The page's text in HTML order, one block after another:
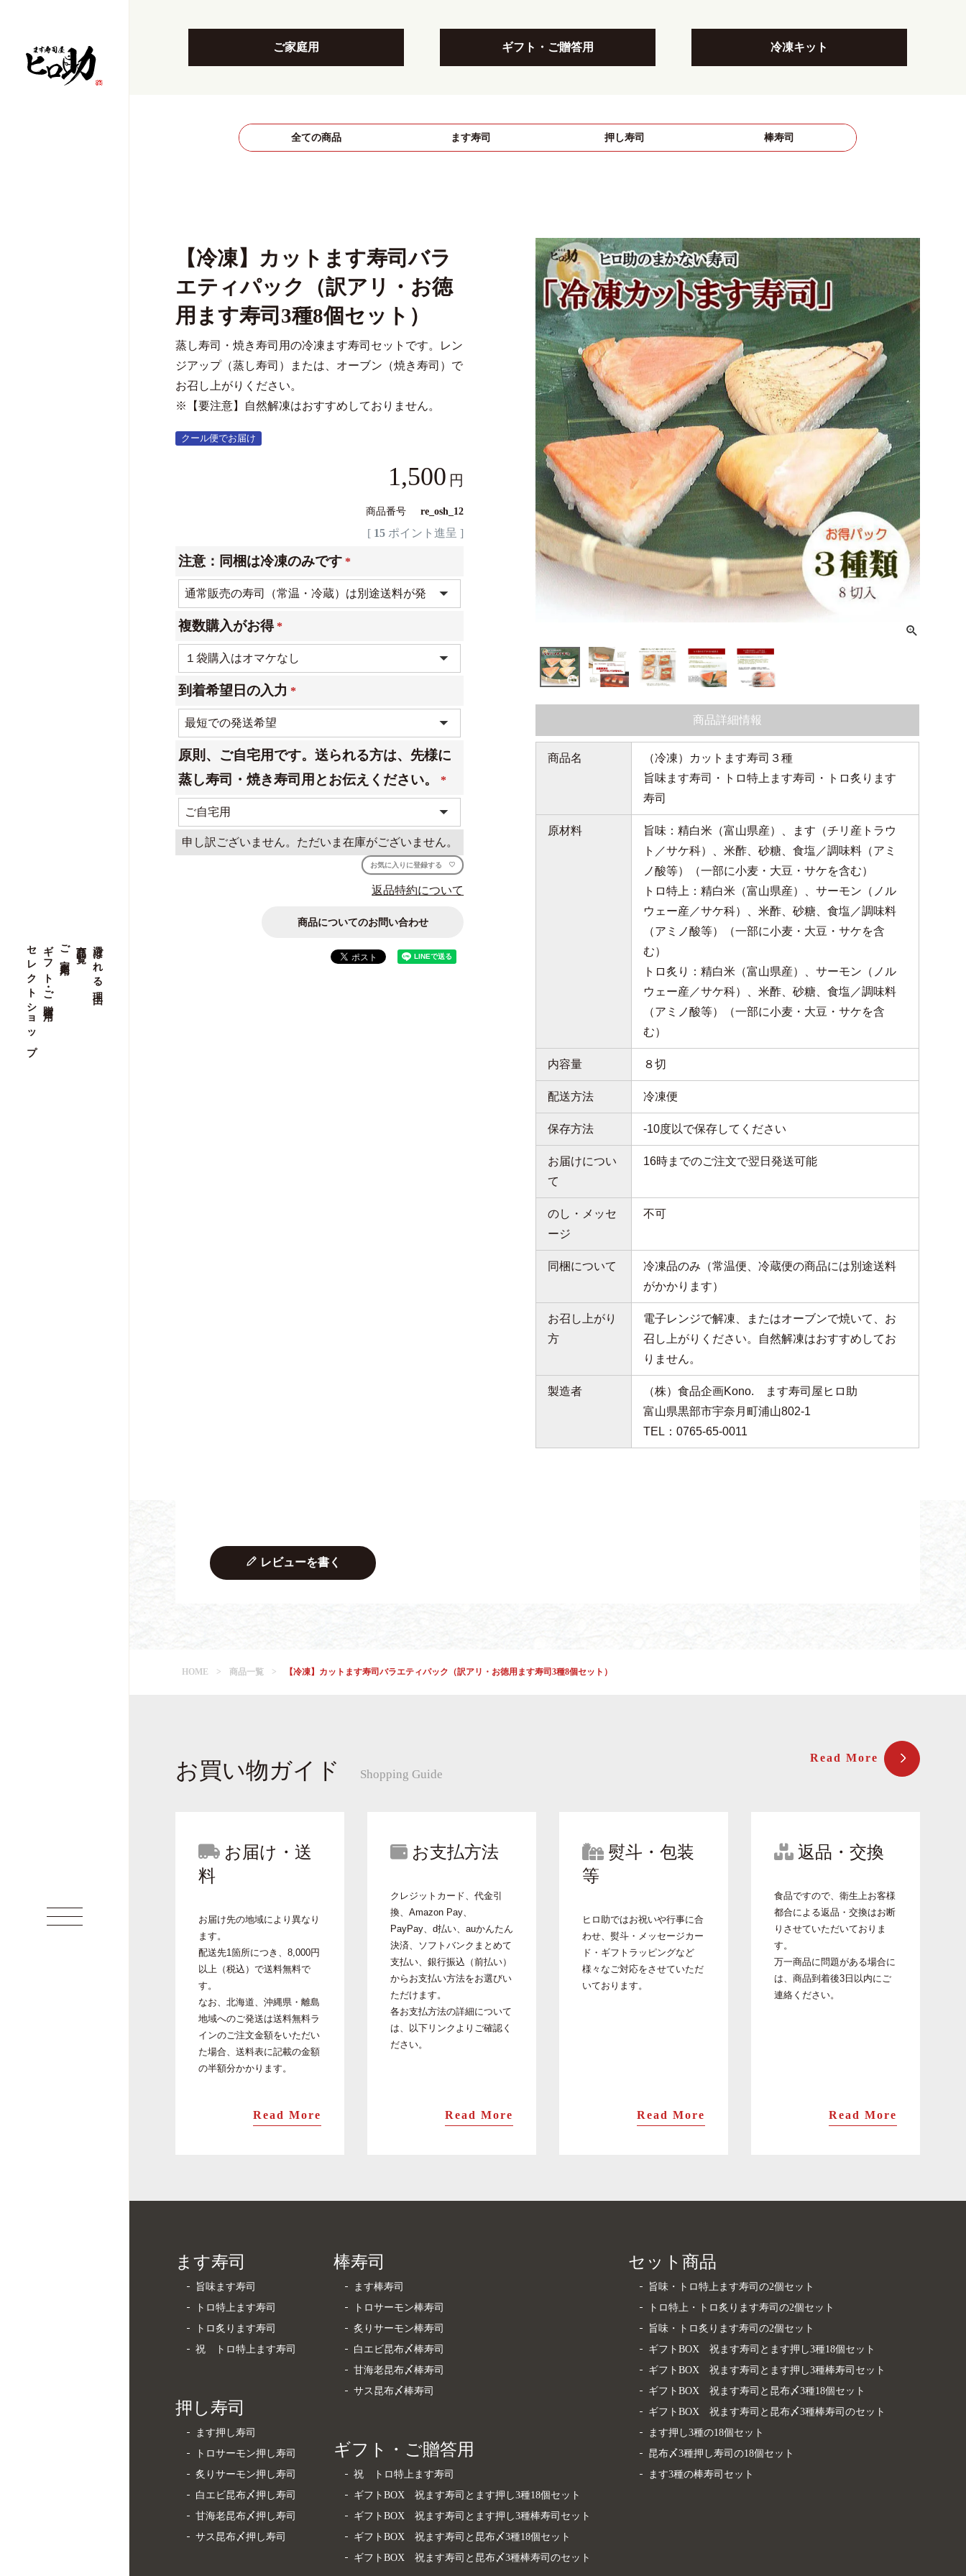
選ばれる理由
ご家庭用
ギフト・ご贈答用
セレクトショップ
ご家庭用 ギフト・ご贈答用 冷凍キット
全ての商品 ます寿司 押し寿司 棒寿司
商品詳細情報
商品名
（冷凍）カットます寿司３種
旨味ます寿司・トロ特上ます寿司・トロ炙ります
寿司
原材料
旨味：精白米（富山県産）、ます（チリ産トラウ
ト／サケ科）、米酢、砂糖、食塩／調味料（アミ
ノ酸等）（一部に小麦・大豆・サケを含む）
トロ特上：精白米（富山県産）、サーモン（ノル
ウェー産／サケ科）、米酢、砂糖、食塩／調味料
（アミノ酸等）（一部に小麦・大豆・サケを含
む）
トロ炙り：精白米（富山県産）、サーモン（ノル
ウェー産／サケ科）、米酢、砂糖、食塩／調味料
（アミノ酸等）（一部に小麦・大豆・サケを含
む）
内容量 ８切
配送方法 冷凍便
保存方法 -10度以で保存してください
お届けについ
て
16時までのご注文で翌日発送可能
のし・メッセ
ージ
不可
同梱について
冷凍品のみ（常温便、冷蔵便の商品には別途送料
がかかります）
お召し上がり
方
電子レンジで解凍、またはオーブンで焼いて、お
召し上がりください。自然解凍はおすすめしてお
りません。
製造者
（株）食品企画Kono. ます寿司屋ヒロ助
富山県黒部市宇奈月町浦山802-1
TEL：0765-65-0011
【冷凍】カットます寿司バラ
エティパック（訳アリ・お徳
用ます寿司3種8個セット）
蒸し寿司・焼き寿司用の冷凍ます寿司セットです。レン
ジアップ（蒸し寿司）または、オーブン（焼き寿司）で
お召し上がりください。
※【要注意】自然解凍はおすすめしておりません。
クール便でお届け
1,500
商品番号 re_osh_12
[ 15 ポイント進呈 ]
注意：同梱は冷凍のみです
(必
須)
複数購入がお得
(必
須)
到着希望日の入力
(必
須)
原則、ご自宅用です。送られる方は、先様に
蒸し寿司・焼き寿司用とお伝えください。
(必
須)
申し訳ございません。ただいま在庫がございません。
お気に入りに登録する
返品特約について
商品についてのお問い合わせ
レビューを書く
HOME 商品一覧 【冷凍】カットます寿司バラエティパック（訳アリ・お徳用ます寿司3種8個セット）
お買い物ガイド Shopping Guide
Read More
お届け・送
料
お届け先の地域により異なり
ます。
配送先1箇所につき、8,000円
以上（税込）で送料無料で
す。
なお、北海道、沖縄県・離島
地域へのご発送は送料無料ラ
インのご注文金額をいただい
た場合、送料表に記載の金額
の半額分かかります。
Read More
お支払方法
クレジットカード、代金引
換、Amazon Pay、
PayPay、d払い、auかんたん
決済、ソフトバンクまとめて
支払い、銀行振込（前払い）
からお支払い方法をお選びい
ただけます。
各お支払方法の詳細について
は、以下リンクよりご確認く
ださい。
Read More
熨斗・包装
等
ヒロ助ではお祝いや行事に合
わせ、熨斗・メッセージカー
ド・ギフトラッピングなど
様々なご対応をさせていただ
いております。
Read More
返品・交換
食品ですので、衛生上お客様
都合による返品・交換はお断
りさせていただいておりま
す。
万一商品に問題がある場合に
は、商品到着後3日以内にご
連絡ください。
Read More
ます寿司
旨味ます寿司
トロ特上ます寿司
トロ炙ります寿司
祝 トロ特上ます寿司
押し寿司
ます押し寿司
トロサーモン押し寿司
炙りサーモン押し寿司
白エビ昆布〆押し寿司
甘海老昆布〆押し寿司
サス昆布〆押し寿司
棒寿司
ます棒寿司
トロサーモン棒寿司
炙りサーモン棒寿司
白エビ昆布〆棒寿司
甘海老昆布〆棒寿司
サス昆布〆棒寿司
ギフト・ご贈答用
祝 トロ特上ます寿司
ギフトBOX 祝ます寿司とます押し3種18個セット
ギフトBOX 祝ます寿司とます押し3種棒寿司セット
ギフトBOX 祝ます寿司と昆布〆3種18個セット
ギフトBOX 祝ます寿司と昆布〆3種棒寿司のセット
セット商品
旨味・トロ特上ます寿司の2個セット
トロ特上・トロ炙ります寿司の2個セット
旨味・トロ炙ります寿司の2個セット
ギフトBOX 祝ます寿司とます押し3種18個セット
ギフトBOX 祝ます寿司とます押し3種棒寿司セット
ギフトBOX 祝ます寿司と昆布〆3種18個セット
ギフトBOX 祝ます寿司と昆布〆3種棒寿司のセット
ます押し3種の18個セット
昆布〆3種押し寿司の18個セット
ます3種の棒寿司セット
選ばれる理由
ご家庭用
ギフト・ご贈答用
セレクトショップ